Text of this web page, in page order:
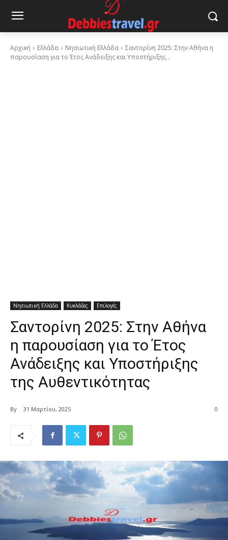
Αρχική Ελλάδα Νησιωτική Ελλάδα
Σαντορίνη 2025: Στην Αθήνα η
παρουσίαση για το Έτος Ανάδειξης και Υποστήριξης...
Νησιωτική Ελλάδα Κυκλάδες Επιλογές
Σαντορίνη 2025: Στην Αθήνα
η παρουσίαση για το Έτος
Ανάδειξης και Υποστήριξης
της Αυθεντικότητας
By 31 Μαρτίου, 2025 0